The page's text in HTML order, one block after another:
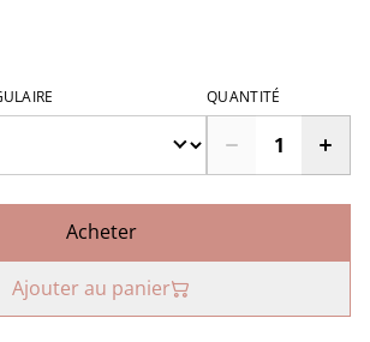
QUANTITÉ
Acheter
Ajouter au panier